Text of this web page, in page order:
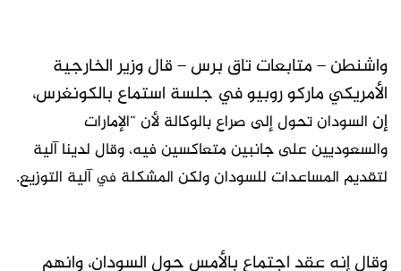
واشنطن – متابعات تاق برس – قال وزير الخارجية
الأمريكي ماركو روبيو في جلسة استماع بالكونغرس،
إن السودانتحول إلى صراع بالوكالة لأن “الإمارات
والسعوديين على جانبين متعاكسين فيه، وقال لدينا آلية
لتقديم المساعدات للسودان ولكن المشكلة فيآلية التوزيع.
وقال إنه عقد اجتماع بالأمس حول السودان، وانهم